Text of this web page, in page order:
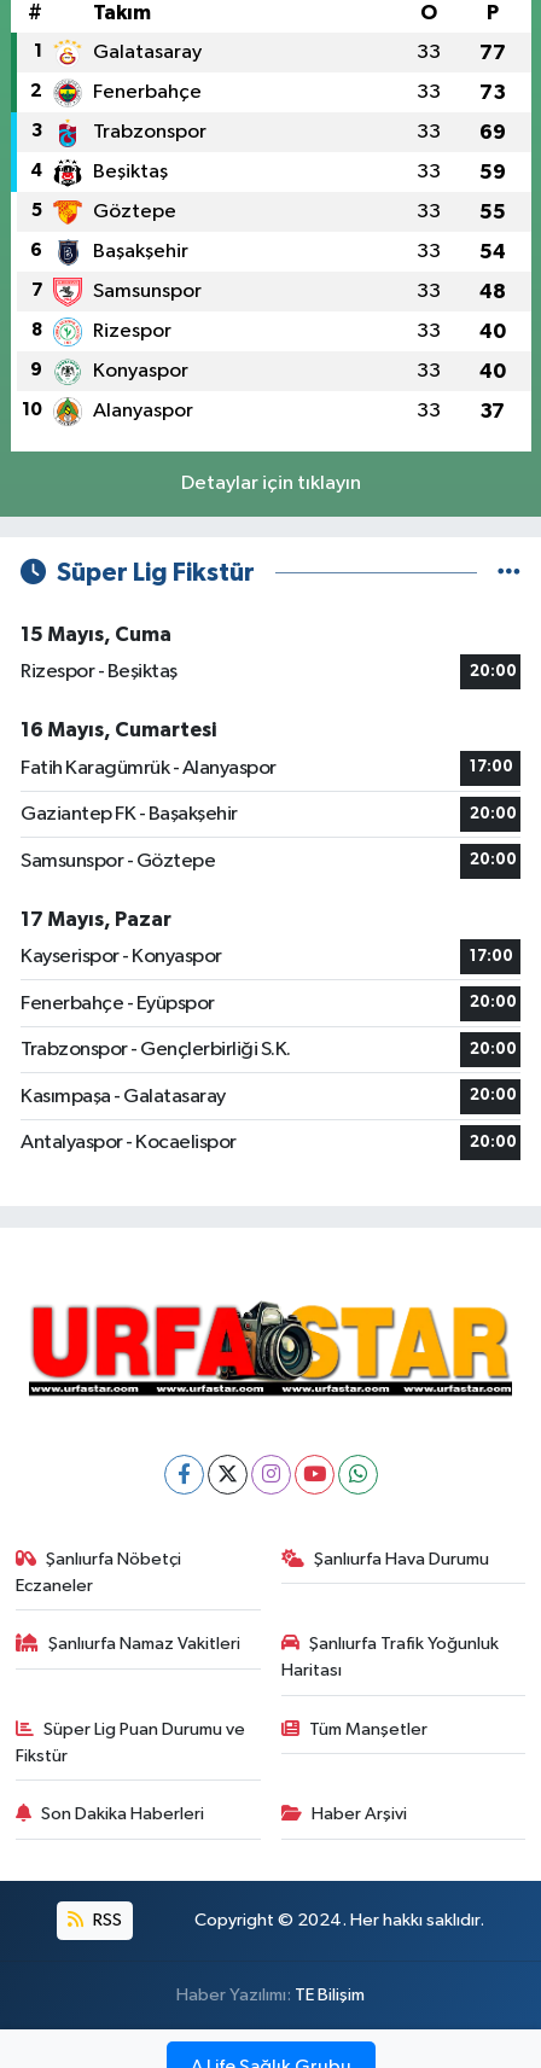
# Takım O P
1 Galatasaray 33 77
2 Fenerbahçe 33 73
3 Trabzonspor 33 69
4 Beşiktaş 33 59
5 Göztepe 33 55
6 Başakşehir 33 54
7 Samsunspor 33 48
8 Rizespor 33 40
9 Konyaspor 33 40
10 Alanyaspor 33 37
Detaylar için tıklayın
Süper Lig Fikstür
15 Mayıs, Cuma
Rizespor - Beşiktaş
20:00
16 Mayıs, Cumartesi
Fatih Karagümrük - Alanyaspor
17:00
Gaziantep FK - Başakşehir 20:00
Samsunspor - Göztepe 20:00
17 Mayıs, Pazar
Kayserispor - Konyaspor
17:00
Fenerbahçe - Eyüpspor 20:00
Trabzonspor - Gençlerbirliği S.K. 20:00
Kasımpaşa - Galatasaray 20:00
Antalyaspor - Kocaelispor 20:00
Şanlıurfa Nöbetçi
Eczaneler
Şanlıurfa Hava Durumu
Şanlıurfa Namaz Vakitleri
Şanlıurfa Trafik Yoğunluk
Haritası
Süper Lig Puan Durumu ve
Fikstür
Tüm Manşetler
Son Dakika Haberleri Haber Arşivi
RSS Copyright © 2024. Her hakkı saklıdır.
Haber Yazılımı: TE Bilişim